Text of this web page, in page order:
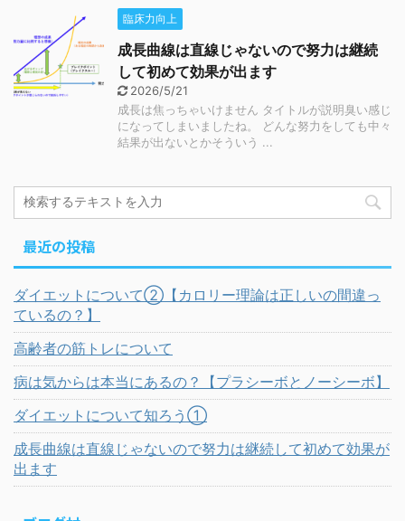
臨床力向上
成長曲線は直線じゃないので努力は継続
して初めて効果が出ます
2026/5/21
成長は焦っちゃいけません タイトルが説明臭い感じ
になってしまいましたね。 どんな努力をしても中々
結果が出ないとかそういう ...
最近の投稿
ダイエットについて②【カロリー理論は正しいの間違っ
ているの？】
高齢者の筋トレについて
病は気からは本当にあるの？【プラシーボとノーシーボ】
ダイエットについて知ろう①
成長曲線は直線じゃないので努力は継続して初めて効果が
出ます